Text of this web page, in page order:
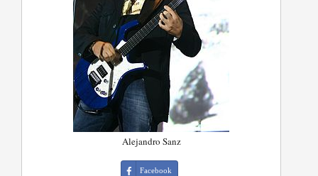
Alejandro Sanz
Facebook